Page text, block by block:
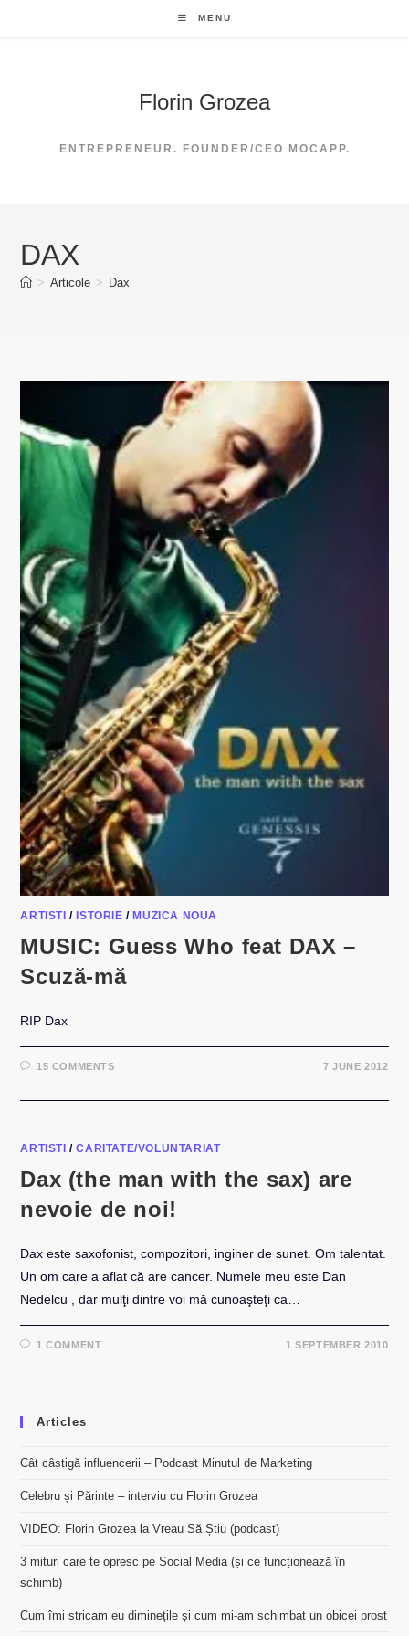
MENU
Florin Grozea
ENTREPRENEUR. FOUNDER/CEO MOCAPP.
DAX
> Articole > Dax
ARTISTI / ISTORIE / MUZICA NOUA
MUSIC: Guess Who feat DAX –
Scuză-mă
RIP Dax
15 COMMENTS 7 JUNE 2012
ARTISTI /CARITATE/VOLUNTARIAT
Dax (the man with the sax) are
nevoie de noi!
Dax este saxofonist, compozitori, inginer de sunet. Om talentat.
Un om care a aflat că are cancer. Numele meu este Dan
Nedelcu , dar mulţi dintre voi mă cunoaşteţi ca…
1 COMMENT 1 SEPTEMBER 2010
Articles
Cât câștigă influencerii – Podcast Minutul de Marketing
Celebru și Părinte – interviu cu Florin Grozea
VIDEO: Florin Grozea la Vreau Să Știu (podcast)
3 mituri care te opresc pe Social Media (și ce funcționează în
schimb)
Cum îmi stricam eu diminețile și cum mi-am schimbat un obicei prost